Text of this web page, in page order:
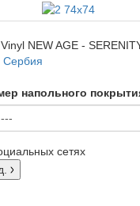
NEW AGE -
Сербия
напольного
сетях